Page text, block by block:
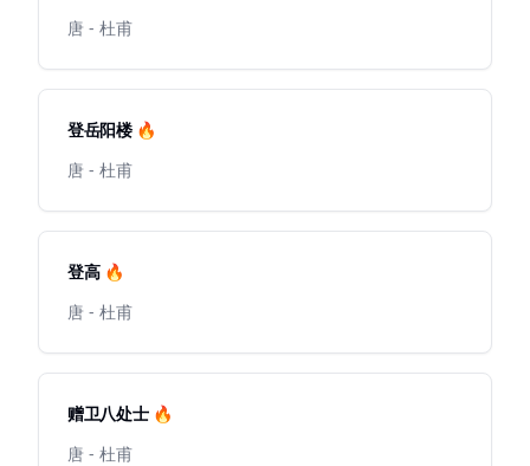
唐 - 杜甫
登岳阳楼 🔥
唐 - 杜甫
登高 🔥
唐 - 杜甫
赠卫八处士 🔥
唐 - 杜甫